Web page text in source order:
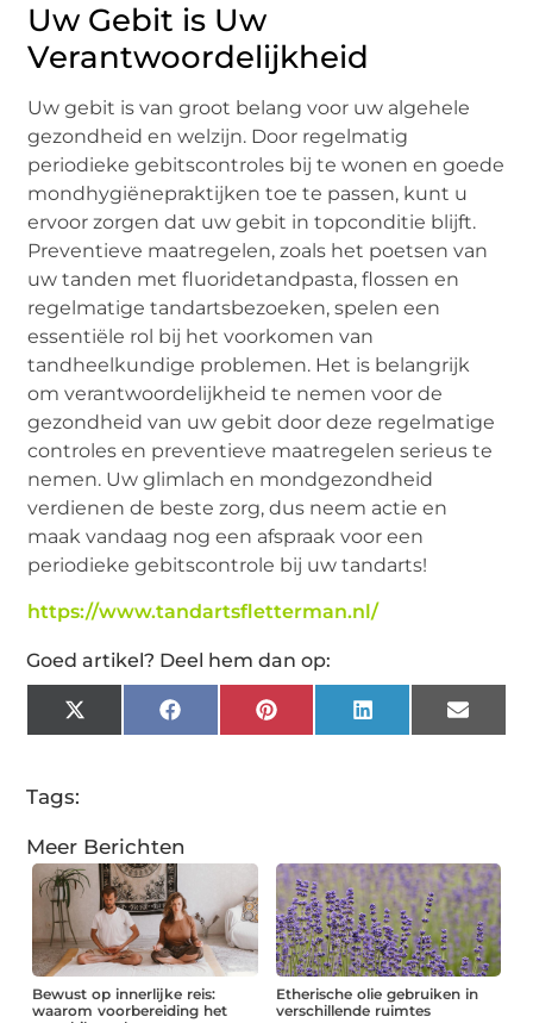
Uw Gebit is Uw
Verantwoordelijkheid
Uw gebit is van groot belang voor uw algehele
gezondheid en welzijn. Door regelmatig
periodieke gebitscontroles bij te wonen en goede
mondhygiënepraktijken toe te passen, kunt u
ervoor zorgen dat uw gebit in topconditie blijft.
Preventieve maatregelen, zoals het poetsen van
uw tanden met fluoridetandpasta, flossen en
regelmatige tandartsbezoeken, spelen een
essentiële rol bij het voorkomen van
tandheelkundige problemen. Het is belangrijk
om verantwoordelijkheid te nemen voor de
gezondheid van uw gebit door deze regelmatige
controles en preventieve maatregelen serieus te
nemen. Uw glimlach en mondgezondheid
verdienen de beste zorg, dus neem actie en
maak vandaag nog een afspraak voor een
periodieke gebitscontrole bij uw tandarts!
https://www.tandartsfletterman.nl/
Goed artikel? Deel hem dan op:
X
(Twitter)
FacebookPinterestLinkedInEmail
Tags:
Meer Berichten
Bewust op innerlijke reis:
waarom voorbereiding het
Etherische olie gebruiken in
verschillende ruimtes